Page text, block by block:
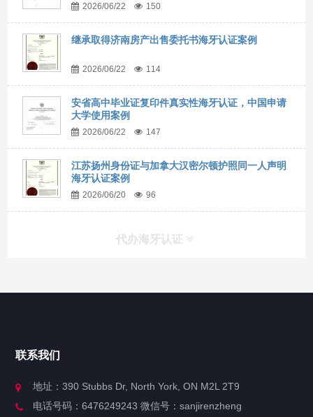
2026/06/22 150
继承取得济南房产出售委托书海牙认证案例
2026/06/22 114
安省高中毕业证复印件真实性海牙认证，中国申请
大学使用案例
2026/06/22 147
江苏扬州身份证与加拿大汉密尔顿护照同一人声明
海牙认证案例
2026/06/20 96
代办海牙认证
服务分类
联系我们
地址：390 Stubbs Dr, North York, ON M2L 2T9
电话号码：6476249243 微信号：sanjirenzheng